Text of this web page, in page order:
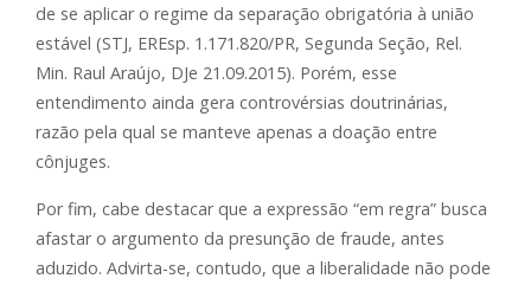
de se aplicar o regime da separação obrigatória à união
estável (STJ, EREsp. 1.171.820/PR, Segunda Seção, Rel.
Min. Raul Araújo, DJe 21.09.2015). Porém, esse
entendimento ainda gera controvérsias doutrinárias,
razão pela qual se manteve apenas a doação entre
cônjuges.
Por fim, cabe destacar que a expressão “em regra” busca
afastar o argumento da presunção de fraude, antes
aduzido. Advirta-se, contudo, que a liberalidade não pode